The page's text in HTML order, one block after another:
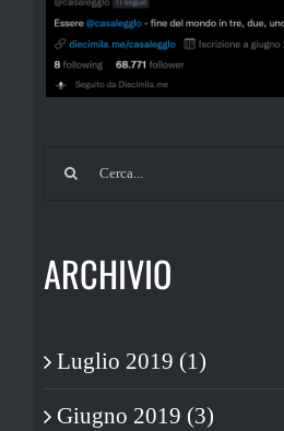
Cerca
ARCHIVIO
Luglio 2019 (1)
Giugno 2019 (3)